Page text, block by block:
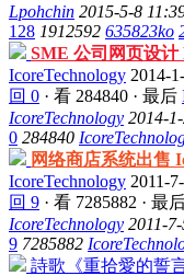
Lpohchin 2015-5-8
128 1912592 635823ko
SME 公司网页设计
IcoreTechnology 2014-
回 0 · 看 284840 · 最后
IcoreTechnology 2014-
0 284840
网络商店系统出售
IcoreTechnology 2011-
回 9 · 看 7285882 · 最
IcoreTechnology 2011-
9 7285882
詩歌《重拾愛的誓言